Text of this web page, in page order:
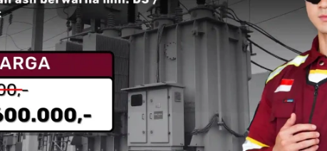
keselamatan kerja di
dibekali pemahaman
pengendalian risiko,
dengan regulasi yang